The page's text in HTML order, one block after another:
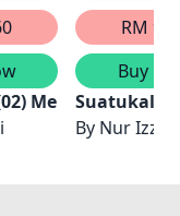
Merah & Puteh
RM
Buy
Suatukala
By Nur Izzati